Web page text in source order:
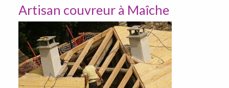
Artisan couvreur à Maîche